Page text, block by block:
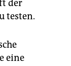
der
testen.
eine